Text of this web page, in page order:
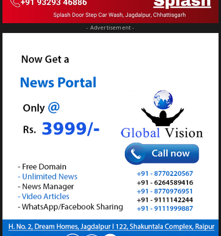
- Advertisement -